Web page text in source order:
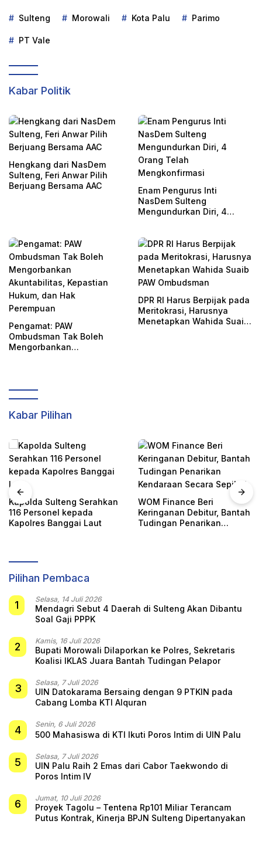
Sulteng Morowali Kota Palu Parimo
PT Vale
Kabar Politik
Hengkang dari NasDem
Sulteng, Feri Anwar Pilih
Berjuang Bersama AAC
Enam Pengurus Inti
NasDem Sulteng
Mengundurkan Diri, 4
Pengamat: PAW
Ombudsman Tak Boleh
Mengorbankan
DPR RI Harus Berpijak pada
Meritokrasi, Harusnya
Menetapkan Wahida Suaib
Kabar Pilihan
WOM Finance Beri
Keringanan Debitur, Bantah
Tudingan Penarikan
Pencabutan Status
Rumah FORNAS IX,
Pilihan Pembaca
1 Selasa, 14 Juli 2026
Mendagri Sebut 4 Daerah di Sulteng Akan Dibantu
Soal Gaji PPPK
2 Kamis, 16 Juli 2026
Bupati Morowali Dilaporkan ke Polres, Sekretaris
Koalisi IKLAS Juara Bantah Tudingan Pelapor
3 Selasa, 7 Juli 2026
UIN Datokarama Bersaing dengan 9 PTKIN pada
Cabang Lomba KTI Alquran
4 Senin, 6 Juli 2026
500 Mahasiswa di KTI Ikuti Poros Intim di UIN Palu
5 Selasa, 7 Juli 2026
UIN Palu Raih 2 Emas dari Cabor Taekwondo di
Poros Intim IV
6 Jumat, 10 Juli 2026
Proyek Tagolu – Tentena Rp101 Miliar Terancam
Putus Kontrak, Kinerja BPJN Sulteng Dipertanyakan